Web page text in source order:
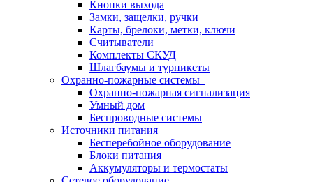
Кнопки выхода
Замки, защелки, ручки
Карты, брелоки, метки, ключи
Считыватели
Комплекты СКУД
Шлагбаумы и турникеты
Охранно-пожарные системы
Охранно-пожарная сигнализация
Умный дом
Беспроводные системы
Источники питания
Бесперебойное оборудование
Блоки питания
Аккумуляторы и термостаты